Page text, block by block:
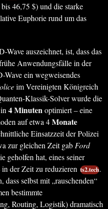
46,75 $) und die starke
Euphorie rund um das
Wave auszeichnet, ist, dass das
Anwendungsfälle in der
Wave ein wegweisendes
im Vereinigten Königreich
Klassik-Solver wurde die
4 Minutenoptimiert – eine
auf etwa 4Monate
Einsatzzeit der Polizei
zur gleichen Zeit gab Ford
geholfen hat, eines seiner
der Zeit zu reduzieren ts2.tech.
dass selbst mit „rauschenden“
bestimmte
Routing, Logistik) dramatisch